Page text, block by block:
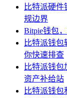
比特派硬
规边界
Bitpie钱包
比特派钱
你快速排查
比特派钱包
资产补给站
比特派钱